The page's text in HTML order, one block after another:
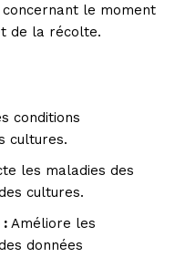
le moment
de la récolte.
conditions
cultures.
les maladies des
cultures.
: Améliore les
données